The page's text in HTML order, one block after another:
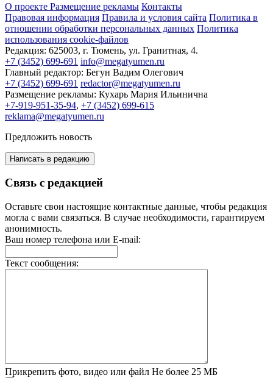
О проекте Размещение рекламы Контакты
Правовая информация Правила и условия сайта Политика в
отношении обработки персональных данных Политика
использования cookie-файлов
Редакция: 625003, г. Тюмень, ул. Гранитная, 4.
+7 (3452) 699-691 info@megatyumen.ru
Главный редактор: Бегун Вадим Олегович
+7 (3452) 699-691 redactor@megatyumen.ru
Размещение рекламы: Кухарь Мария Ильинична
+7-919-951-35-94, +7 (3452) 699-615
reklama@megatyumen.ru
Предложить новость
Написать в редакцию
Связь с редакцией
Оставьте свои настоящие контактные данные, чтобы редакция
могла с вами связаться. В случае необходимости, гарантируем
анонимность.
Ваш номер телефона или E-mail:
Текст сообщения:
Прикрепить фото, видео или файл Не более 25 МБ